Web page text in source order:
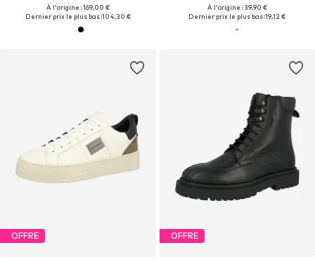
À l'origine : 169,00 €
Dernier prix le plus bas :104,30 €
À l'origine : 39,90 €
Dernier prix le plus bas :19,12 €
OFFRE OFFRE